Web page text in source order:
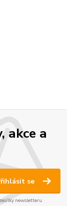
akce a
se
newsletteru.